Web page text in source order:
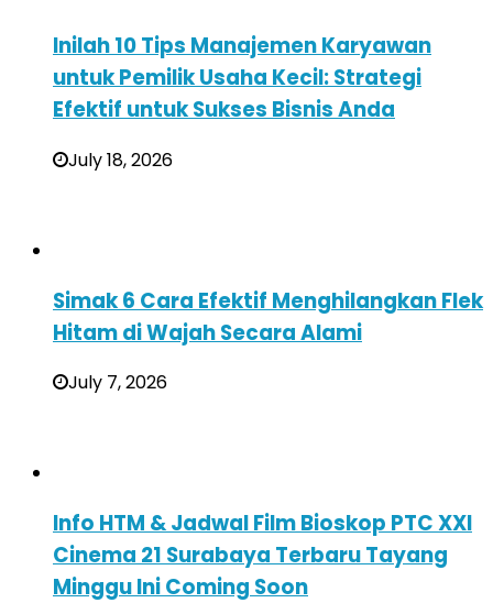
Inilah 10 Tips Manajemen Karyawan
untuk Pemilik Usaha Kecil: Strategi
Efektif untuk Sukses Bisnis Anda
July 18, 2026
Simak 6 Cara Efektif Menghilangkan Flek
Hitam di Wajah Secara Alami
July 7, 2026
Info HTM & Jadwal Film Bioskop PTC XXI
Cinema 21 Surabaya Terbaru Tayang
Minggu Ini Coming Soon